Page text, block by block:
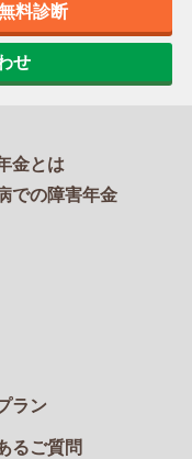
料診断
せ
金とは
での障害年金
ラン
るご質問